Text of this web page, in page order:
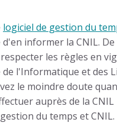
logiciel de gestion du
informer la CNIL.
les règles en
l'Informatique et des
le moindre doute
auprès de la
gestion du temps et CNIL.